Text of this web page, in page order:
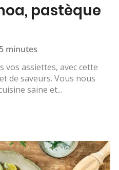
pastèque
minutes
vos assiettes, avec cette
de saveurs. Vous nous
saine et...